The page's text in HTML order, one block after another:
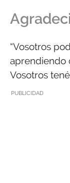
“Vosotros
aprendiendo
Vosotros
PUBLICIDAD